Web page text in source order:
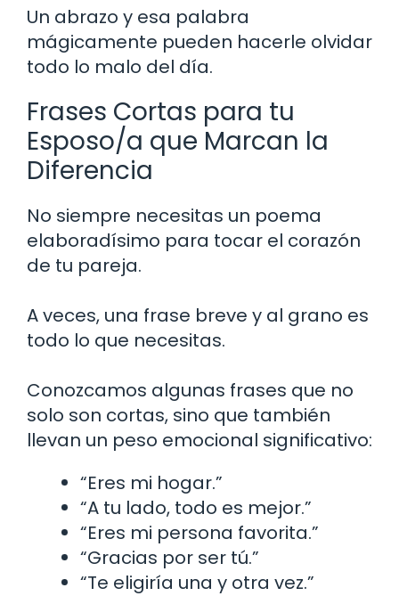
Un abrazo y esa palabra
mágicamente pueden hacerle olvidar
todo lo malo del día.
Frases Cortas para tu
Esposo/a que Marcan la
Diferencia
No siempre necesitas un poema
elaboradísimo para tocar el corazón
de tu pareja.
A veces, una frase breve y al grano es
todo lo que necesitas.
Conozcamos algunas frases que no
solo son cortas, sino que también
llevan un peso emocional significativo:
“Eres mi hogar.”
“A tu lado, todo es mejor.”
“Eres mi persona favorita.”
“Gracias por ser tú.”
“Te eligiría una y otra vez.”